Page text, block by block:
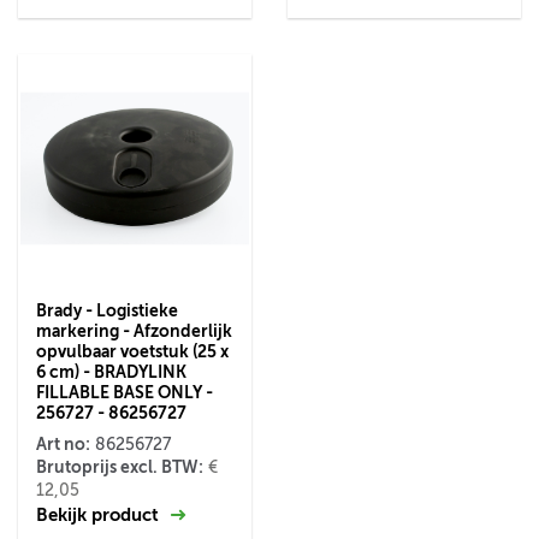
Brady - Logistieke
markering - Afzonderlijk
opvulbaar voetstuk (25 x
6 cm) - BRADYLINK
FILLABLE BASE ONLY -
256727 - 86256727
Art no: 86256727
Brutoprijs excl. BTW: €
12,05
Bekijk product